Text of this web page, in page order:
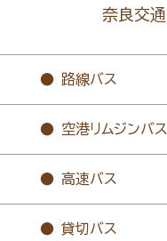
奈良交
路線バス
空港リムジンバス
高速バス
貸切バス